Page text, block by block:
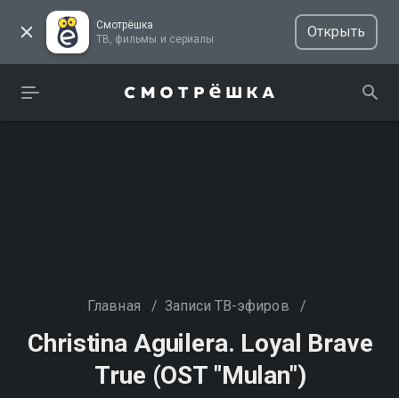
Смотрёшка
ТВ, фильмы и сериалы
Открыть
Главная / Записи ТВ-эфиров /
Christina Aguilera. Loyal Brave
True (OST "Mulan")